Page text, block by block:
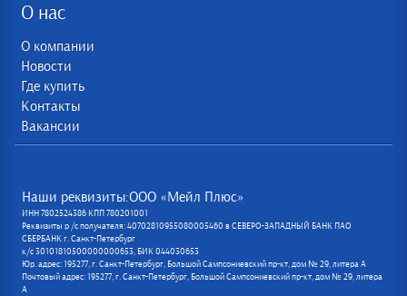
О нас
О компании
Новости
Где купить
Контакты
Вакансии
Наши реквизиты:ООО «Мейл Плюс»
ИНН 7802524386 КПП 780201001
Реквизиты р /с получателя: 40702810955080005460 в СЕВЕРО-ЗАПАДНЫЙ БАНК ПАО
СБЕРБАНК г. Санкт-Петербург
к/с 30101810500000000653, БИК 044030653
Юр. адрес: 195277, г. Санкт-Петербург, Большой Сампсониевский пр-кт, дом № 29, литера А
Почтовый адрес: 195277, г. Санкт-Петербург, Большой Сампсониевский пр-кт, дом № 29, литера
А